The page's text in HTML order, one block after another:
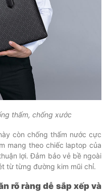
thấm, chống xước
còn chống thấm nước cực
mang theo chiếc laptop của
lợi. Đảm bảo vẻ bề ngoài
từ từng đường kim mũi chỉ.
rõ ràng dễ sắp xếp và